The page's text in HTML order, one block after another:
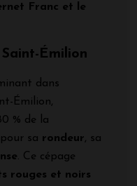
Franc et le
Émilion
dans
Émilion,
% de la
sa rondeur, sa
. Ce cépage
rouges et noirs